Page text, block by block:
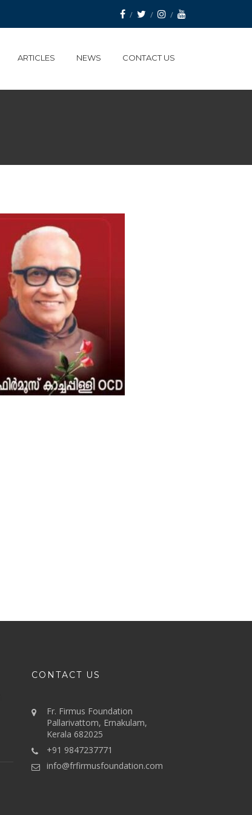
ARTICLES NEWS CONTACT US
CONTACT US
Fr. Firmus Foundation
Pallarivattom, Ernakulam,
Kerala 682025
+91 9847237771
info@frfirmusfoundation.com